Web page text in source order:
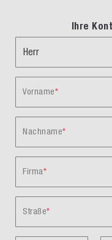
Ihre
Vorname
Nachname
Firma
Straße